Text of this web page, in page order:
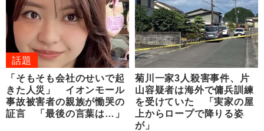
話題
「そもそも会社のせいで起
きた人災」 イオンモール
事故被害者の親族が慟哭の
証言 「最後の言葉は…」
菊川一家3人殺害事件、片
山容疑者は海外で傭兵訓練
を受けていた 「実家の屋
上からロープで降りる姿
が」